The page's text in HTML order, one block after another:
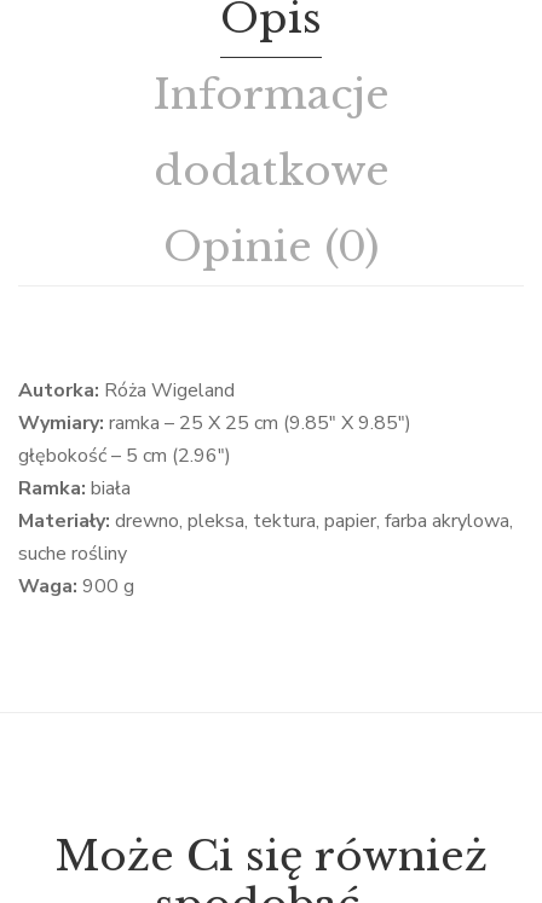
Opis
Informacje
dodatkowe
Opinie (0)
Autorka: Róża Wigeland
Wymiary: ramka – 25 X 25 cm (9.85″ X 9.85″)
głębokość – 5 cm (2.96″)
Ramka: biała
Materiały: drewno, pleksa, tektura, papier, farba akrylowa,
suche rośliny
Waga: 900 g
Może Ci się również